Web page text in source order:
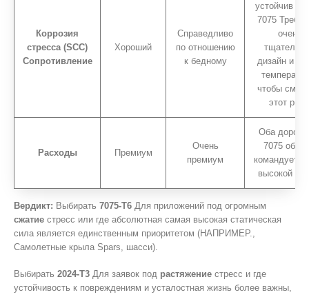
Коррозия
стресса (SCC)
Сопротивление
Хороший
Справедливо
по отношению
к бедному
устойчив к
7075
очень
дизайн и
чтобы
этот
Расходы Премиум
Очень
премиум
Оба
7075
командует
высокой
Вердикт: Выбирать 7075-T6 Для приложений под огромным
сжатие стресс или где абсолютная самая высокая статическая
сила является единственным приоритетом (НАПРИМЕР.,
Самолетные крыла Spars, шасси).
Выбирать 2024-T3 Для заявок под растяжение стресс и где
устойчивость к повреждениям и усталостная жизнь более важны,